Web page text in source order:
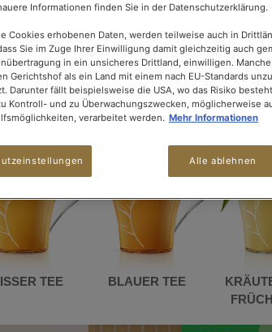
ÜBER 30 TEESORTEN
TEE BLAUER TEE
Informationen finden Sie in der Datenschutzerklärung.
Cookies erhobenen Daten, werden teilweise auch in
Sie im Zuge Ihrer Einwilligung damit gleichzeitig auch
in ein unsicheres Drittland, einwilligen.
Gerichtshof als ein Land mit einem nach EU-Standards
Darunter fällt beispielsweise die USA, wo das Risiko
Kontroll- und zu Überwachungszwecken, möglicherweise
verarbeitet werden. Mehr Informationen
Alle ablehnen